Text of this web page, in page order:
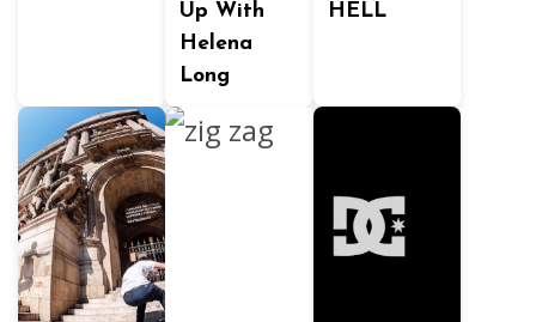
Up With
Helena
Long
HELL